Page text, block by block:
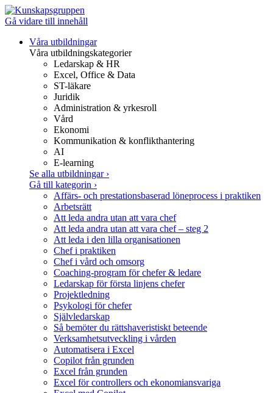
Gå vidare till innehåll
Våra utbildningar
Våra utbildningskategorier
Ledarskap & HR
Excel, Office & Data
ST-läkare
Juridik
Administration & yrkesroll
Vård
Ekonomi
Kommunikation & konflikthantering
AI
E-learning
Se alla utbildningar ›
Gå till kategorin ›
Affärs- och prestationsbaserad löneprocess i praktiken
Arbetsrätt
Att leda andra utan att vara chef
Att leda andra utan att vara chef – steg 2
Att leda i den lilla organisationen
Chef i praktiken
Chef i vård och omsorg
Coaching-program för chefer & ledare
Ledarskap för första linjens chefer
Projektledning
Psykologi för chefer
Självledarskap
Så bemöter du rättshaveristiskt beteende
Verksamhetsutveckling i vården
Automatisera i Excel
Copilot från grunden
Excel från grunden
Excel för controllers och ekonomiansvariga